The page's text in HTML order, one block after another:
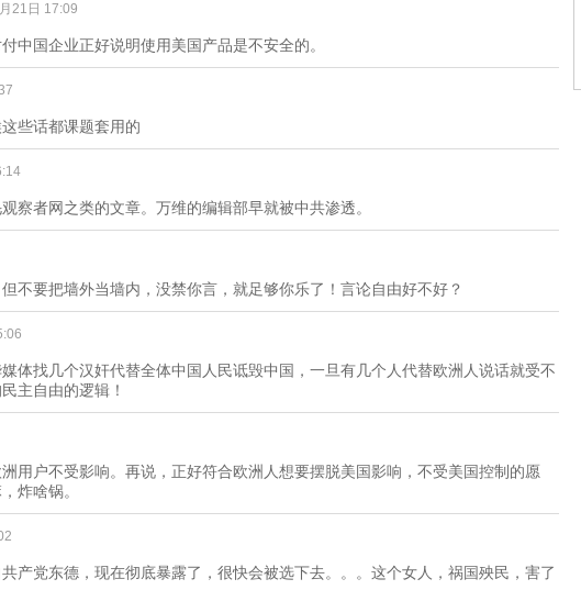
21日 17:09
中国企业正好说明使用美国产品是不安全的。
些话都课题套用的
察者网之类的文章。万维的编辑部早就被中共渗透。
不要把墙外当墙内，没禁你言，就足够你乐了！言论自由好不好？
体找几个汉奸代替全体中国人民诋毁中国，一旦有几个人代替欧洲人说话就受不
主自由的逻辑！
用户不受影响。再说，正好符合欧洲人想要摆脱美国影响，不受美国控制的愿
炸啥锅。
产党东德，现在彻底暴露了，很快会被选下去。。。这个女人，祸国殃民，害了